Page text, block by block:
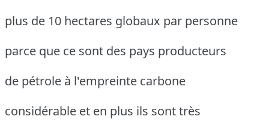
plus de 10 hectares globaux par personne
parce que ce sont des pays producteurs
de pétrole à l'empreinte carbone
considérable et en plus ils sont très